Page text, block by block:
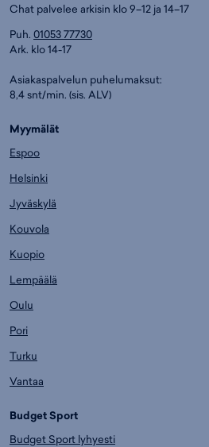
Chat palvelee arkisin klo 9–12 ja 14–17
Puh. 01053 77730
Ark. klo 14-17
Asiakaspalvelun puhelumaksut:
8,4 snt/min. (sis. ALV)
Myymälät
Espoo
Helsinki
Jyväskylä
Kouvola
Kuopio
Lempäälä
Oulu
Pori
Turku
Vantaa
Budget Sport
Budget Sport lyhyesti